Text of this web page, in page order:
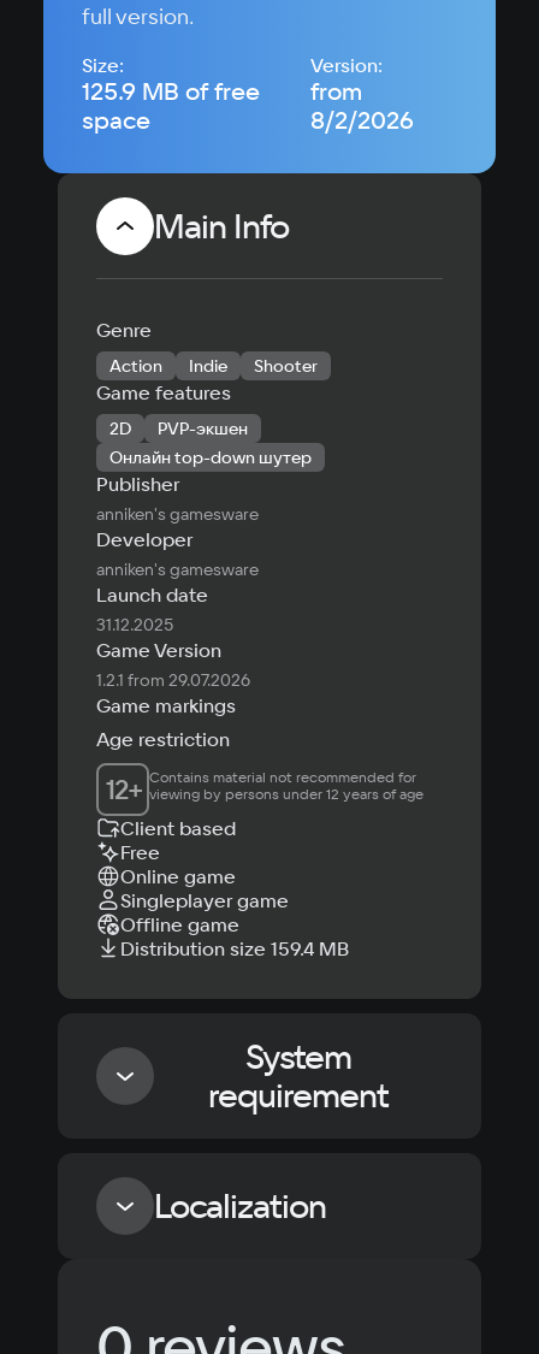
full version.
Size:
125.9 MB of free
space
Version:
from
8/2/2026
Main Info
Genre
Action Indie Shooter
Game features
2D
PVP-экшен
Онлайн top-down шутер
Publisher
anniken's gamesware
Developer
anniken's gamesware
Launch date
31.12.2025
Game Version
1.2.1 from 29.07.2026
Game markings
Age restriction
12+ Contains material not recommended for
viewing by persons under 12 years of age
Client based
Free
Online game
Singleplayer game
Offline game
Distribution size 159.4 MB
System
requirement
Minimum
Intel Core i3-10100 или AMD Ryzen 3 3100
Localization
Russian